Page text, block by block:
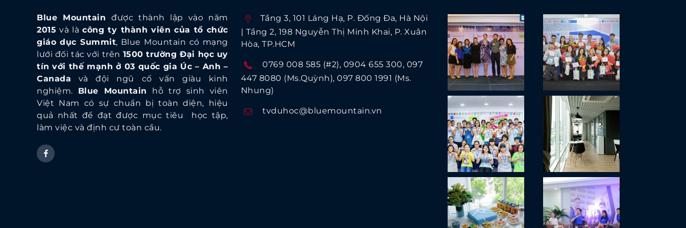
Blue Mountainđược thành lập vào năm
2015 và làcông ty thành viên của tổ chức
giáo dục Summit, Blue Mountain có mạng
lưới đối tác với trên 1500 trường Đại học uy
tín với thế mạnh ở 03 quốc gia Úc – Anh –
Canada và đội ngũ cố vấn giàu kinh
nghiệm. Blue Mountain hỗ trợ sinh viên
Việt Nam có sự chuẩn bị toàn diện, hiệu
quả nhất để đạt được mục tiêu học tập,
làm việc và định cư toàn cầu.
Tầng 3, 101 Láng Hạ, P. Ðống Ða, Hà Nội
| Tầng 2, 198 Nguyễn Thị Minh Khai, P. Xuân
Hòa, TP.HCM
0769 008 585 (#2) 0904 655 300 097
447 8080 (Ms.Quỳnh) 097 800 1991 (Ms.
Nhung)
tvduhoc@bluemountain.vn